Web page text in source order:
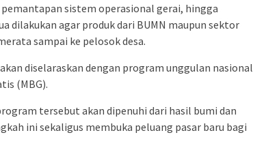
sistem operasional gerai, hingga
dilakukan agar produk dari BUMN maupun sektor
sampai ke pelosok desa.
diselaraskan dengan program unggulan nasional
(MBG).
tersebut akan dipenuhi dari hasil bumi dan
ini sekaligus membuka peluang pasar baru bagi